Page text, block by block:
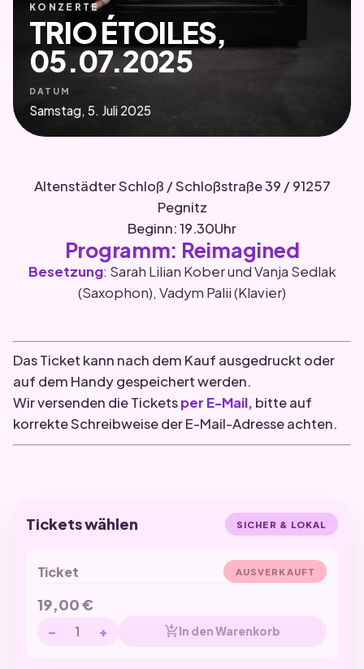
KONZERTE
TRIO ÉTOILES,
05.07.2025
DATUM
Samstag, 5. Juli 2025
Altenstädter Schloß / Schloßstraße 39 / 91257
Pegnitz
Beginn: 19.30Uhr
Programm: Reimagined
Besetzung: Sarah Lilian Kober und Vanja Sedlak
(Saxophon), Vadym Palii (Klavier)
Das Ticket kann nach dem Kauf ausgedruckt oder
auf dem Handy gespeichert werden.
Wir versenden die Ticketsper E-Mail, bitte auf
korrekte Schreibweise der E-Mail-Adresse achten.
Tickets wählen SICHER & LOKAL
Ticket AUSVERKAUFT
19,00€
− + add_shopping_cartIn den Warenkorb